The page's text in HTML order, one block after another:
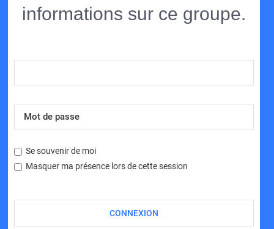
informations sur ce groupe.
Se souvenir de moi
Masquer ma présence lors de cette session